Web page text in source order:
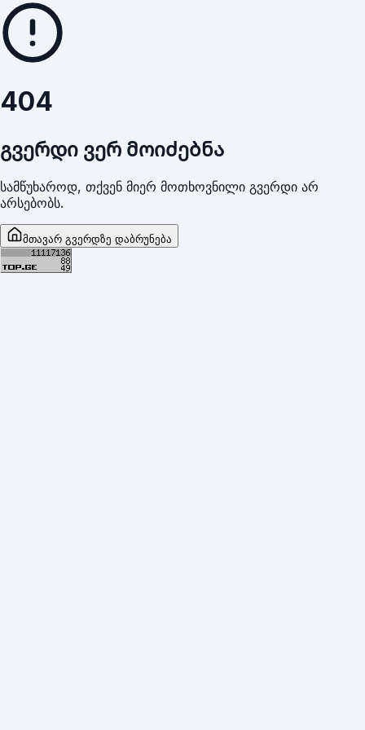
404
გვერდი ვერ მოიძებნა
სამწუხაროდ, თქვენ მიერ მოთხოვნილი გვერდი არ
არსებობს.
მთავარ გვერდზე დაბრუნება